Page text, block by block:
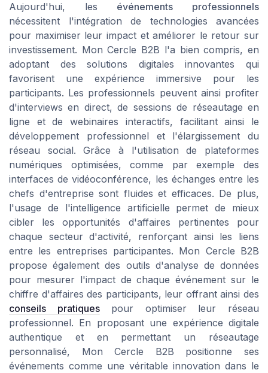
Aujourd'hui, les événements professionnels
nécessitent l'intégration de technologies avancées
pour maximiser leur impact et améliorer le retour sur
investissement. Mon Cercle B2B l'a bien compris, en
adoptant des solutions digitales innovantes qui
favorisent une expérience immersive pour les
participants. Les professionnels peuvent ainsi profiter
d'interviews en direct, de sessions de réseautage en
ligne et de webinaires interactifs, facilitant ainsi le
développement professionnel et l'élargissement du
réseau social. Grâce à l'utilisation de plateformes
numériques optimisées, comme par exemple des
interfaces de vidéoconférence, les échanges entre les
chefs d'entreprise sont fluides et efficaces. De plus,
l'usage de l'intelligence artificielle permet de mieux
cibler les opportunités d'affaires pertinentes pour
chaque secteur d'activité, renforçant ainsi les liens
entre les entreprises participantes. Mon Cercle B2B
propose également des outils d'analyse de données
pour mesurer l'impact de chaque événement sur le
chiffre d'affaires des participants, leur offrant ainsi des
conseils pratiquespour optimiser leur réseau
professionnel. En proposant une expérience digitale
authentique et en permettant un réseautage
personnalisé, Mon Cercle B2B positionne ses
événements comme une véritable innovation dans le